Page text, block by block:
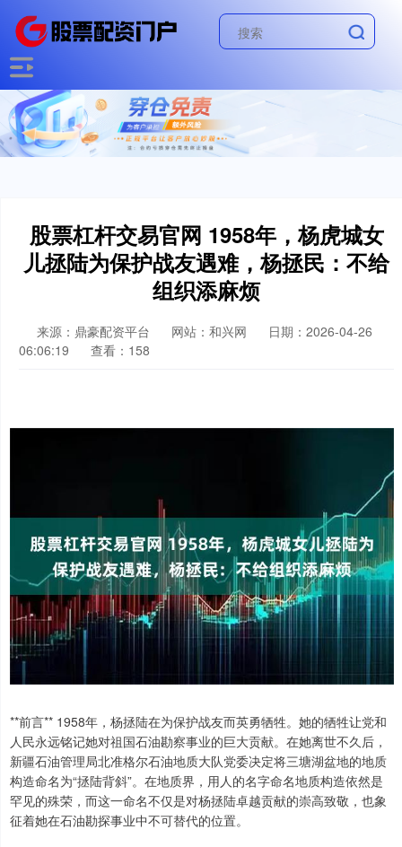
股票杠杆交易官网 1958年，杨虎城女
儿拯陆为保护战友遇难，杨拯民：不给
组织添麻烦
来源：鼎豪配资平台 网站：和兴网
日期：2026-04-26
06:06:19
查看：158
**前言** 1958年，杨拯陆在为保护战友而英勇牺牲。她的牺牲让党和
人民永远铭记她对祖国石油勘察事业的巨大贡献。在她离世不久后，
新疆石油管理局北准格尔石油地质大队党委决定将三塘湖盆地的地质
构造命名为“拯陆背斜”。在地质界，用人的名字命名地质构造依然是
罕见的殊荣，而这一命名不仅是对杨拯陆卓越贡献的崇高致敬，也象
征着她在石油勘探事业中不可替代的位置。